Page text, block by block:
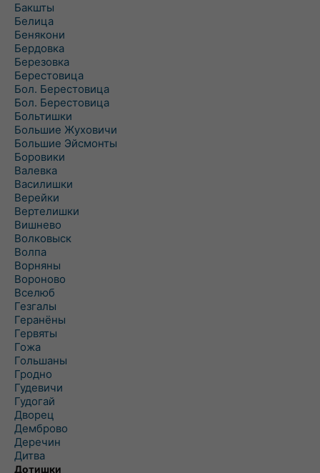
Бакшты
Белица
Бенякони
Бердовка
Березовка
Берестовица
Бол. Берестовица
Бол. Берестовица
Больтишки
Большие Жуховичи
Большие Эйсмонты
Боровики
Валевка
Василишки
Верейки
Вертелишки
Вишнево
Волковыск
Волпа
Ворняны
Вороново
Вселюб
Гезгалы
Геранёны
Гервяты
Гожа
Гольшаны
Гродно
Гудевичи
Гудогай
Дворец
Демброво
Деречин
Дитва
Дотишки